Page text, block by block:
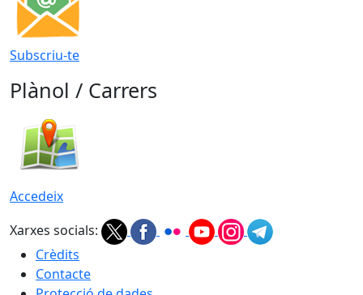
Subscriu-te
Plànol / Carrers
Accedeix
Xarxes socials:
Crèdits
Contacte